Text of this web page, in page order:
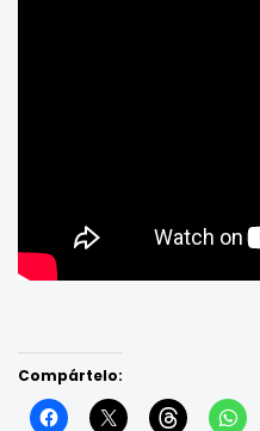
Compártelo: